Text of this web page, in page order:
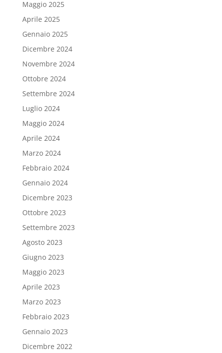
Maggio 2025
Aprile 2025
Gennaio 2025
Dicembre 2024
Novembre 2024
Ottobre 2024
Settembre 2024
Luglio 2024
Maggio 2024
Aprile 2024
Marzo 2024
Febbraio 2024
Gennaio 2024
Dicembre 2023
Ottobre 2023
Settembre 2023
Agosto 2023
Giugno 2023
Maggio 2023
Aprile 2023
Marzo 2023
Febbraio 2023
Gennaio 2023
Dicembre 2022